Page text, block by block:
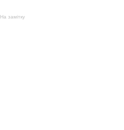
На замітку